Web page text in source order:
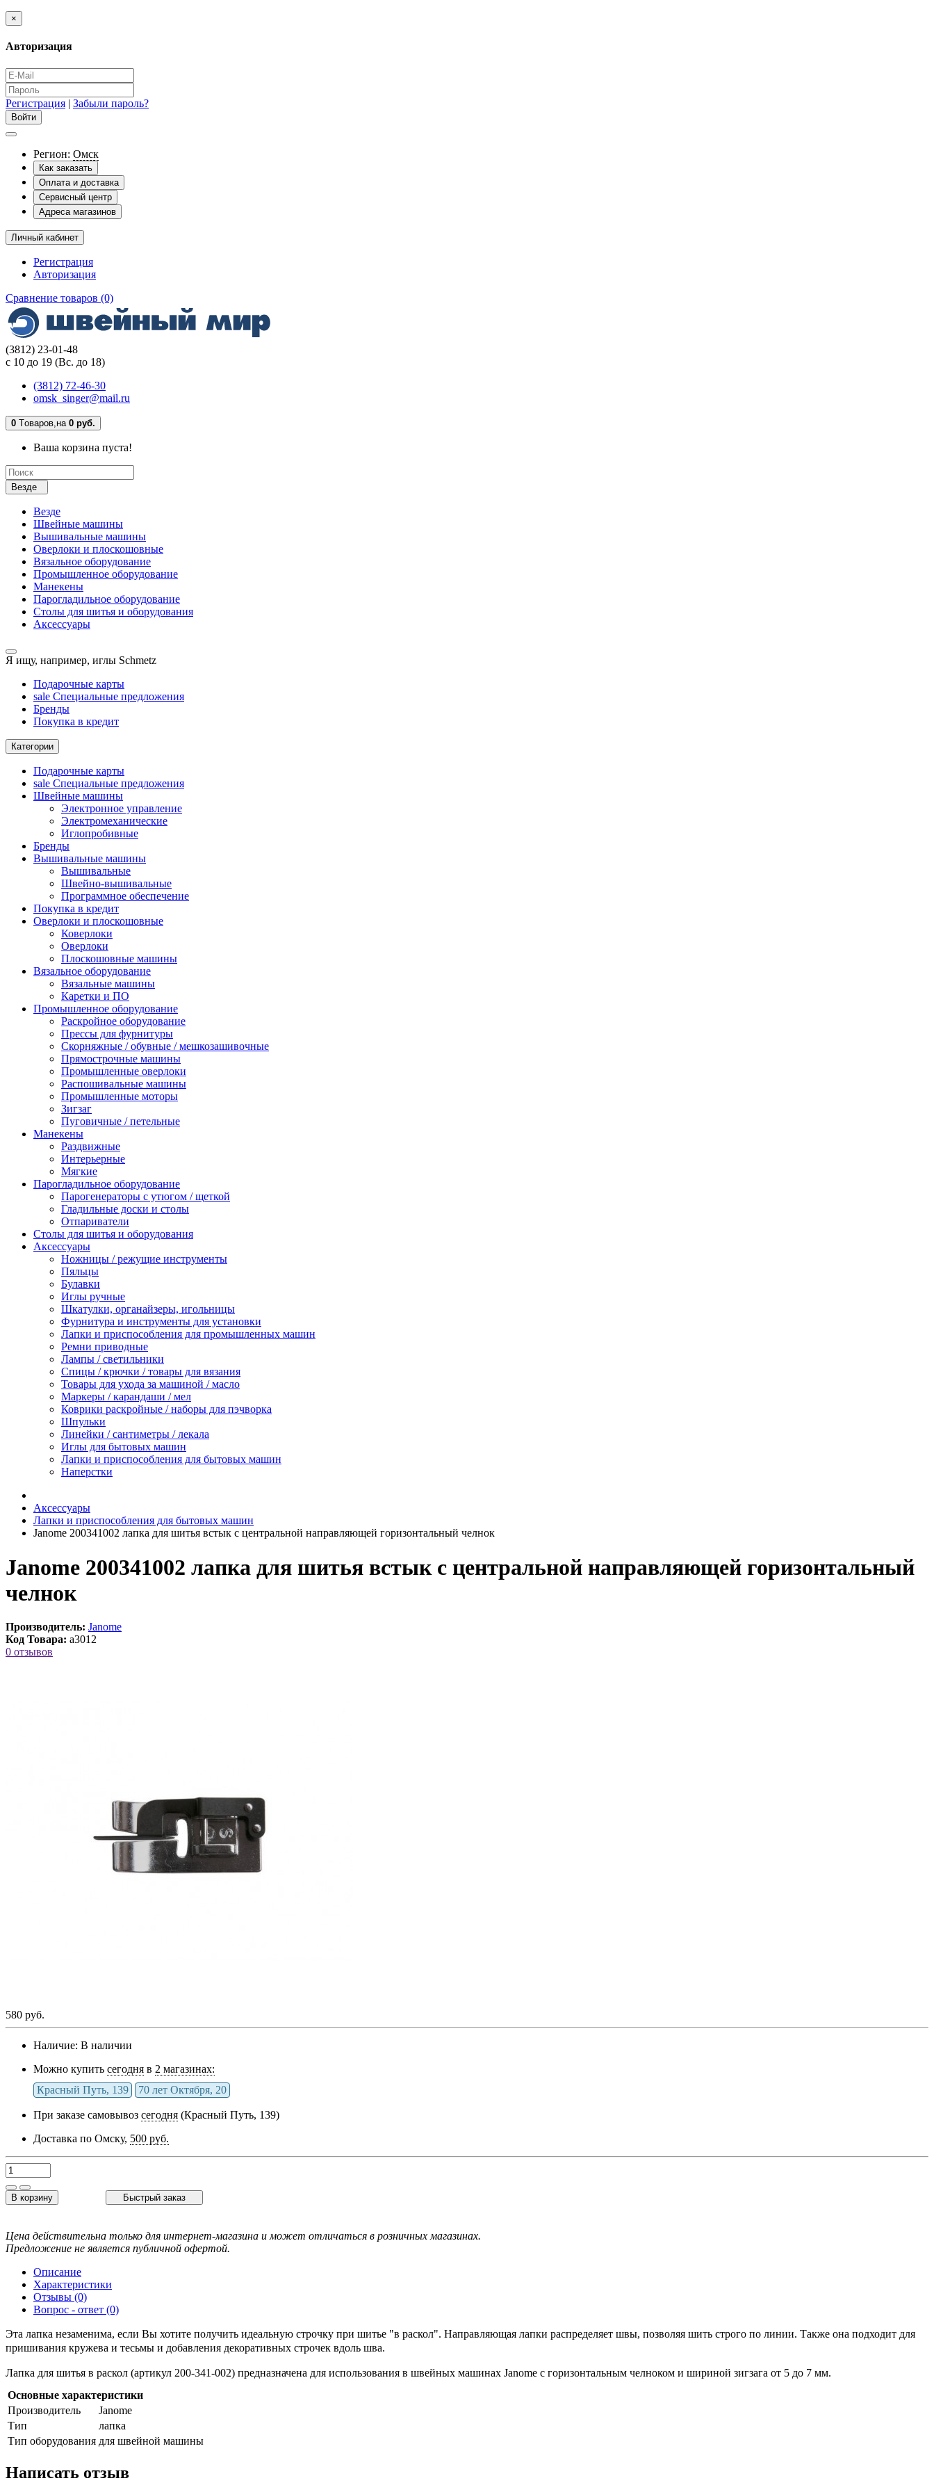
×
Авторизация
Регистрация | Забыли пароль?
Регион: Омск
Как заказать
Оплата и доставка
Сервисный центр
Адреса магазинов
Личный кабинет
Регистрация
Авторизация
Сравнение товаров (0)
(3812) 23-01-48
с 10 до 19 (Вс. до 18)
(3812) 72-46-30
omsk_singer@mail.ru
0 Tоваров,на 0 руб.
Ваша корзина пуста!
Везде
Везде
Швейные машины
Вышивальные машины
Оверлоки и плоскошовные
Вязальное оборудование
Промышленное оборудование
Манекены
Парогладильное оборудование
Столы для шитья и оборудования
Аксессуары
Я ищу, например, иглы Schmetz
Подарочные карты
sale Специальные предложения
Бренды
Покупка в кредит
Категории
Подарочные карты
sale Специальные предложения
Швейные машины
Электронное управление
Электромеханические
Иглопробивные
Бренды
Вышивальные машины
Вышивальные
Швейно-вышивальные
Программное обеспечение
Покупка в кредит
Оверлоки и плоскошовные
Коверлоки
Оверлоки
Плоскошовные машины
Вязальное оборудование
Вязальные машины
Каретки и ПО
Промышленное оборудование
Раскройное оборудование
Прессы для фурнитуры
Скорняжные / обувные / мешкозашивочные
Прямострочные машины
Промышленные оверлоки
Распошивальные машины
Промышленные моторы
Зигзаг
Пуговичные / петельные
Манекены
Раздвижные
Интерьерные
Мягкие
Парогладильное оборудование
Парогенераторы с утюгом / щеткой
Гладильные доски и столы
Отпариватели
Столы для шитья и оборудования
Аксессуары
Ножницы / режущие инструменты
Пяльцы
Булавки
Иглы ручные
Шкатулки, органайзеры, игольницы
Фурнитура и инструменты для установки
Лапки и приспособления для промышленных машин
Ремни приводные
Лампы / светильники
Спицы / крючки / товары для вязания
Товары для ухода за машиной / масло
Маркеры / карандаши / мел
Коврики раскройные / наборы для пэчворка
Шпульки
Линейки / сантиметры / лекала
Иглы для бытовых машин
Лапки и приспособления для бытовых машин
Наперстки
Аксессуары
Лапки и приспособления для бытовых машин
Janome 200341002 лапка для шитья встык с центральной направляющей горизонтальный челнок
Janome 200341002 лапка для шитья встык с центральной направляющей горизонтальный
челнок
Производитель: Janome
Код Товара: a3012
0 отзывов
580 руб.
Наличие: В наличии
Можно купить сегодня в 2 магазинах:
Красный Путь, 139
70 лет Октября, 20
При заказе самовывоз сегодня (Красный Путь, 139)
Доставка по Омску, 500 руб.
В корзину Быстрый заказ
Цена действительна только для интернет-магазина и может отличаться в розничных магазинах.
Предложение не является публичной офертой.
Описание
Характеристики
Отзывы (0)
Вопрос - ответ (0)
Эта лапка незаменима, если Вы хотите получить идеальную строчку при шитье "в раскол". Направляющая лапки распределяет швы, позволяя шить строго по линии. Также она подходит для
пришивания кружева и тесьмы и добавления декоративных строчек вдоль шва.
Лапка для шитья в раскол (артикул 200-341-002) предназначена для использования в швейных машинах Janome с горизонтальным челноком и шириной зигзага от 5 до 7 мм.
Основные характеристики
Производитель
Janome
Тип
лапка
Тип оборудования для швейной машины
Написать отзыв